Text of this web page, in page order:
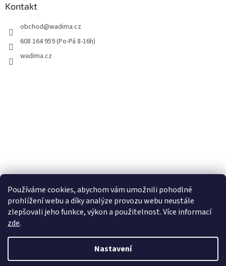
Používáme cookies, abychom vám umožnili pohodlné
prohlížení webu a díky analýze provozu webu neustále
zlepšovali jeho funkce, výkon a použitelnost. Více informací
zde.
Nastavení
Kontakt
obchod@wadima.cz
608 164 959 (Po-Pá 8-16h)
wadima.cz